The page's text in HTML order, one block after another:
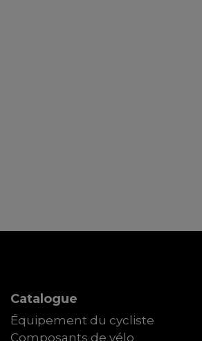
Catalogue
Équipement du cycliste
Composants de vélo